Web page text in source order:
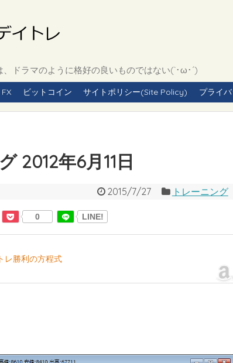
ドラマのように格好の良いものではない(`･ω･´)
FX ビットコイン サイトポリシー(Site Policy) プライ
2012年6月11日
2015/7/27 トレーニング
0 LINE!
レ勝利の方程式